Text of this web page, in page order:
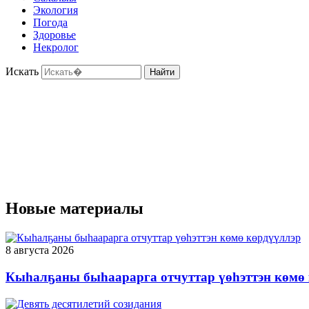
Экология
Погода
Здоровье
Некролог
Искать Найти
Новые материалы
8 августа 2026
Кыһалҕаны быһаарарга отчуттар үөһэттэн көмө